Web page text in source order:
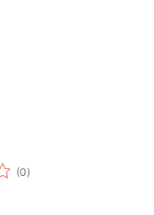
(0totaal
waarderingen
)